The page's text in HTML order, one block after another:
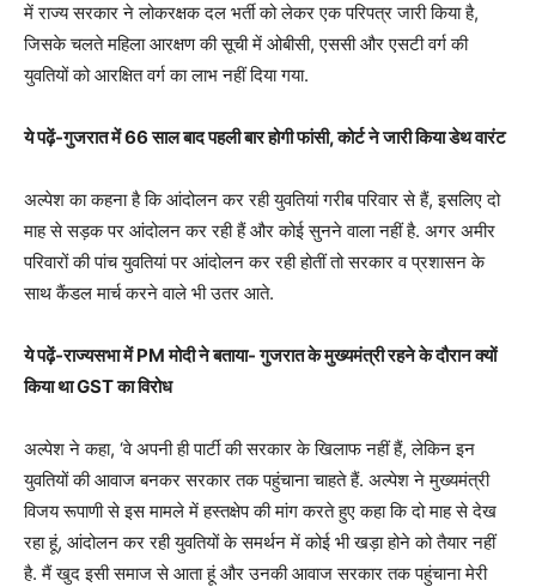
में राज्‍य सरकार ने लोकरक्षक दल भर्ती को लेकर एक परिपत्र जारी किया है,
जिसके चलते महिला आरक्षण की सूची में ओबीसी, एससी और एसटी वर्ग की
युवतियों को आरक्षित वर्ग का लाभ नहीं दिया गया.
ये पढ़ें-गुजरात में 66 साल बाद पहली बार होगी फांसी, कोर्ट ने जारी किया डेथ वारंट
अल्‍पेश का कहना है कि आंदोलन कर रही युवतियां गरीब परिवार से हैं, इसलिए दो
माह से सड़क पर आंदोलन कर रही हैं और कोई सुनने वाला नहीं है. अगर अमीर
परिवारों की पांच युवतियां पर आंदोलन कर रही होतीं तो सरकार व प्रशासन के
साथ कैंडल मार्च करने वाले भी उतर आते.
ये पढ़ें-राज्यसभा में PM मोदी ने बताया- गुजरात के मुख्यमंत्री रहने के दौरान क्यों
किया था GST का विरोध
अल्‍पेश ने कहा, ‘वे अपनी ही पार्टी की सरकार के खिलाफ नहीं हैं, लेकिन इन
युवतियों की आवाज बनकर सरकार तक पहुंचाना चाहते हैं. अल्‍पेश ने मुख्‍यमंत्री
विजय रूपाणी से इस मामले में हस्‍तक्षेप की मांग करते हुए कहा कि दो माह से देख
रहा हूं, आंदोलन कर रही युवतियों के समर्थन में कोई भी खड़ा होने को तैयार नहीं
है. मैं खुद इसी समाज से आता हूं और उनकी आवाज सरकार तक पहुंचाना मेरी